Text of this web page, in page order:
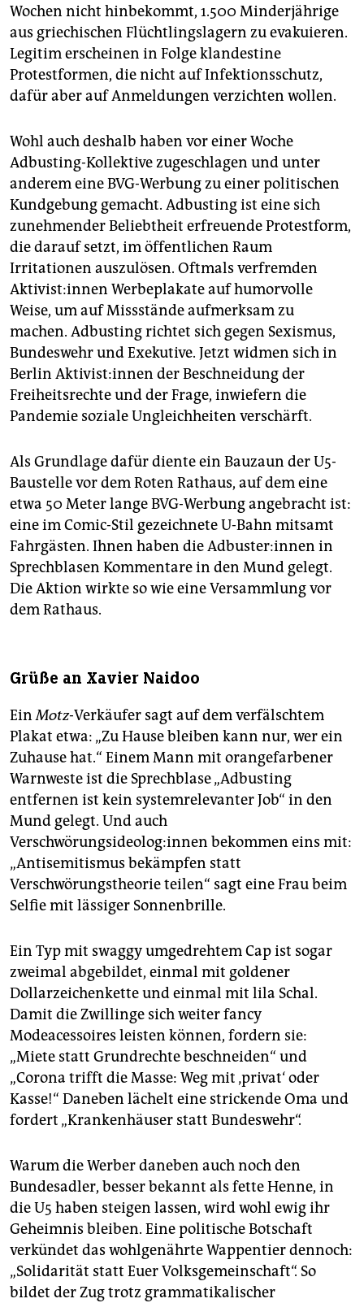
Wochen nicht hinbekommt, 1.500 Minderjährige
aus griechischen Flüchtlingslagern zu evakuieren.
Legitim erscheinen in Folge klandestine
Protestformen, die nicht auf Infektionsschutz,
dafür aber auf Anmeldungen verzichten wollen.
Wohl auch deshalb haben vor einer Woche
Adbusting-Kollektive zugeschlagen und unter
anderem eine BVG-Werbung zu einer politischen
Kundgebung gemacht. Adbusting ist eine sich
zunehmender Beliebtheit erfreuende Protestform,
die darauf setzt, im öffentlichen Raum
Irritationen auszulösen. Oftmals verfremden
Aktivist:innen Werbeplakate auf humorvolle
Weise, um auf Missstände aufmerksam zu
machen. Adbusting richtet sich gegen Sexismus,
Bundeswehr und Exekutive. Jetzt widmen sich in
Berlin Aktivist:innen der Beschneidung der
Freiheitsrechte und der Frage, inwiefern die
Pandemie soziale Ungleichheiten verschärft.
Als Grundlage dafür diente ein Bauzaun der U5-
Baustelle vor dem Roten Rathaus, auf dem eine
etwa 50 Meter lange BVG-Werbung angebracht ist:
eine im Comic-Stil gezeichnete U-Bahn mitsamt
Fahrgästen. Ihnen haben die Adbuster:innen in
Sprechblasen Kommentare in den Mund gelegt.
Die Aktion wirkte so wie eine Versammlung vor
dem Rathaus.
Grüße an Xavier Naidoo
EinMotz-Verkäufer sagt auf dem verfälschtem
Plakat etwa: „Zu Hause bleiben kann nur, wer ein
Zuhause hat.“ Einem Mann mit orangefarbener
Warnweste ist die Sprechblase „Adbusting
entfernen ist kein systemrelevanter Job“ in den
Mund gelegt. Und auch
Verschwörungsideolog:innen bekommen eins mit:
„Antisemitismus bekämpfen statt
Verschwörungstheorie teilen“ sagt eine Frau beim
Selfie mit lässiger Sonnenbrille.
Ein Typ mit swaggy umgedrehtem Cap ist sogar
zweimal abgebildet, einmal mit goldener
Dollarzeichenkette und einmal mit lila Schal.
Damit die Zwillinge sich weiter fancy
Modeacessoires leisten können, fordern sie:
„Miete statt Grundrechte beschneiden“ und
„Corona trifft die Masse: Weg mit ‚privat‘ oder
Kasse!“ Daneben lächelt eine strickende Oma und
fordert „Krankenhäuser statt Bundeswehr“.
Warum die Werber daneben auch noch den
Bundesadler, besser bekannt als fette Henne, in
die U5 haben steigen lassen, wird wohl ewig ihr
Geheimnis bleiben. Eine politische Botschaft
verkündet das wohlgenährte Wappentier dennoch:
„Solidarität statt Euer Volksgemeinschaft“. So
bildet der Zug trotz grammatikalischer